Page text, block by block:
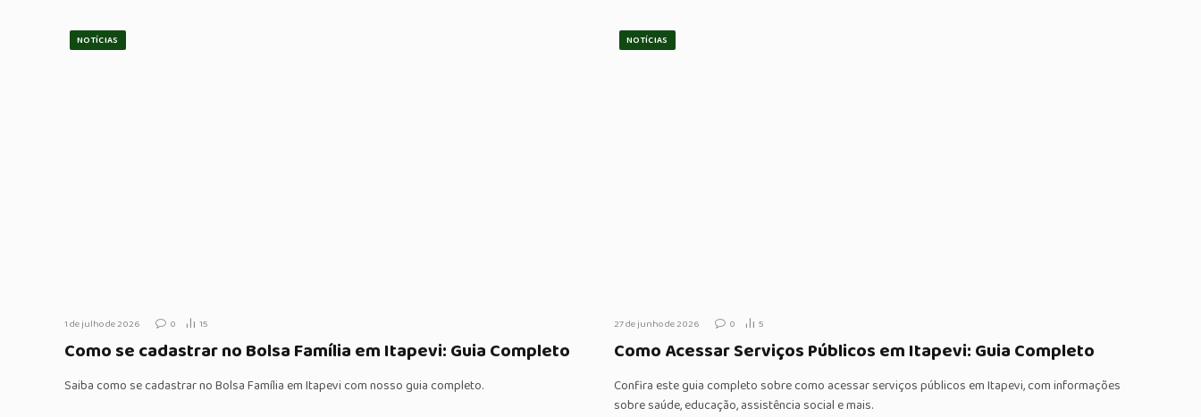
NOTÍCIAS
1 de julho de 2026 0 15
Como se cadastrar no Bolsa Família em Itapevi: Guia Completo
Saiba como se cadastrar no Bolsa Família em Itapevi com nosso guia completo.
NOTÍCIAS
27 de junho de 2026 0 5
Como Acessar Serviços Públicos em Itapevi: Guia Completo
Confira este guia completo sobre como acessar serviços públicos em Itapevi, com informações
sobre saúde, educação, assistência social e mais.